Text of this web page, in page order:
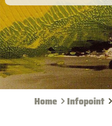
Home Infopoint